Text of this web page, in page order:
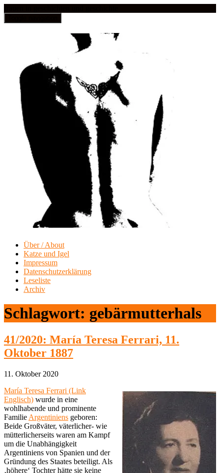
Über / About
Katze und Igel
Impressum
Datenschutzerklärung
Leseliste
Archiv
Schlagwort: gebärmutterhals
41/2020: María Teresa Ferrari, 11.
Oktober 1887
11. Oktober 2020
María Teresa Ferrari (Link
Englisch) wurde in eine
wohlhabende und prominente
Familie Argentiniens geboren:
Beide Großväter, väterlicher- wie
mütterlicherseits waren am Kampf
um die Unabhängigkeit
Argentiniens von Spanien und der
Gründung des Staates beteiligt. Als
‚höhere‘ Tochter hätte sie keine